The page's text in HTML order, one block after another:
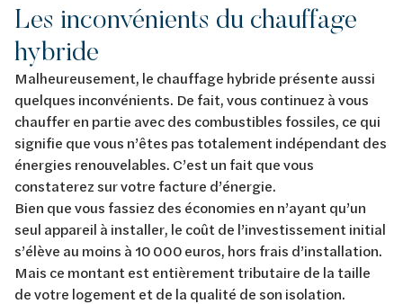
Les inconvénients du chauffage
hybride
Malheureusement, le chauffage hybride présente aussi
quelques inconvénients. De fait, vous continuez à vous
chauffer en partie avec des combustibles fossiles, ce qui
signifie que vous n’êtes pas totalement indépendant des
énergies renouvelables. C’est un fait que vous
constaterez sur votre facture d’énergie.
Bien que vous fassiez des économies en n’ayant qu’un
seul appareil à installer, le coût de l’investissement initial
s’élève au moins à 10 000 euros, hors frais d’installation.
Mais ce montant est entièrement tributaire de la taille
de votre logement et de la qualité de son isolation.